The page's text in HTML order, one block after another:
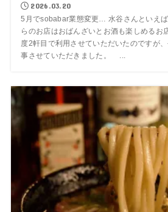
2026.03.20
5月でsobabar業態変更… 水谷さんといえ
らのお店はおばんざいとお酒も楽しめるお
度2軒目で利用させていただいたのですが
事させていただきました。 ...